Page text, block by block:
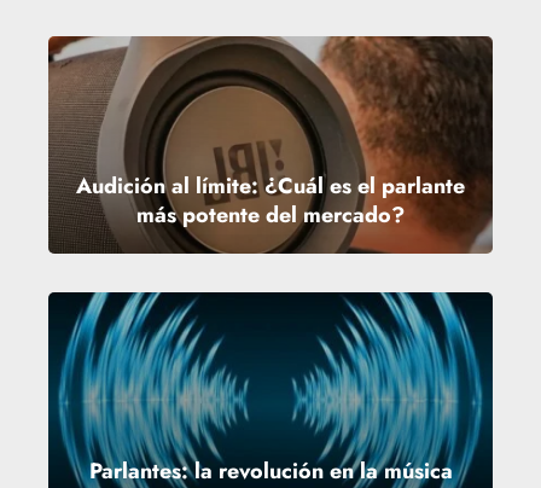
Audición al límite: ¿Cuál es el parlante
más potente del mercado?
Parlantes: la revolución en la música